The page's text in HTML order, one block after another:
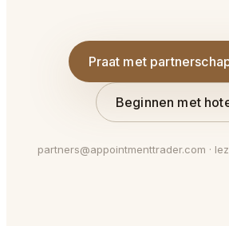
Praat met
Beginnen met
partners@appointmenttrader.com ·